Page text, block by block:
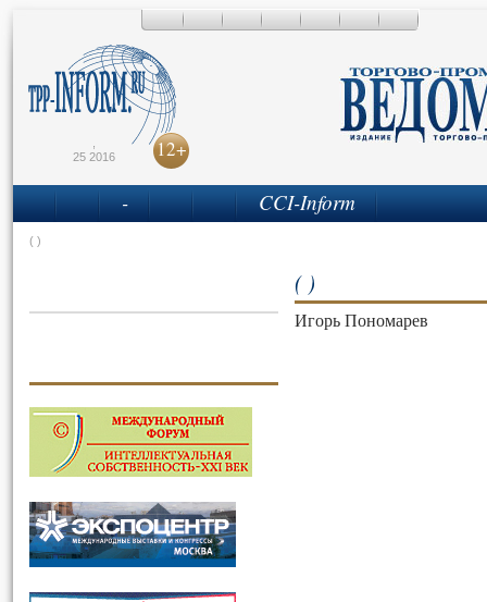
25 2016
12+
- CCI-Inform
( )
( )
Игорь Пономарев